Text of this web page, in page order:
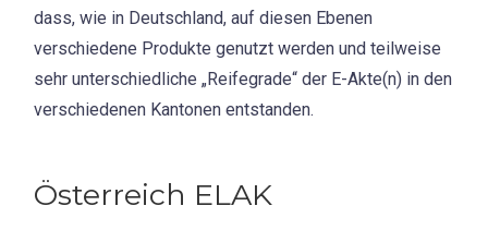
dass, wie in Deutschland, auf diesen Ebenen
verschiedene Produkte genutzt werden und teilweise
sehr unterschiedliche „Reifegrade“ der E-Akte(n) in den
verschiedenen Kantonen entstanden.
Österreich ELAK